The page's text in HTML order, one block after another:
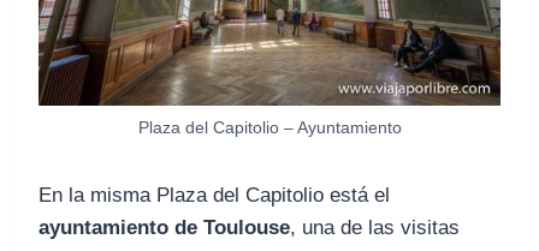
Plaza del Capitolio – Ayuntamiento
En la misma Plaza del Capitolio está el
ayuntamiento de Toulouse, una de las visitas